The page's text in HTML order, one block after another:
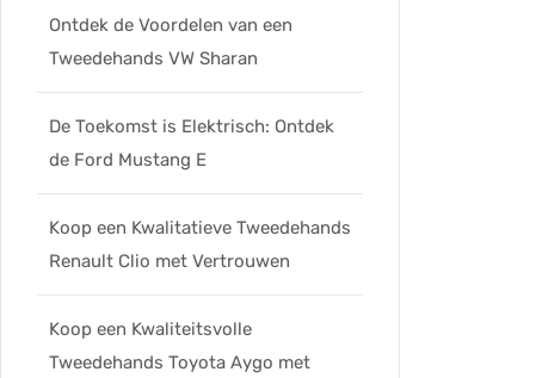
Ontdek de Voordelen van een
Tweedehands VW Sharan
De Toekomst is Elektrisch: Ontdek
de Ford Mustang E
Koop een Kwalitatieve Tweedehands
Renault Clio met Vertrouwen
Koop een Kwaliteitsvolle
Tweedehands Toyota Aygo met